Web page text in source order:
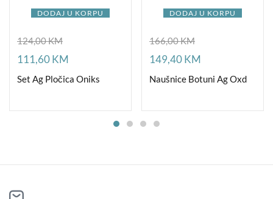
DODAJ U KORPU
124,00KM
111,60KM
Set Ag Pločica Oniks
DODAJ U KORPU
166,00KM
149,40KM
Naušnice Botuni Ag Oxd